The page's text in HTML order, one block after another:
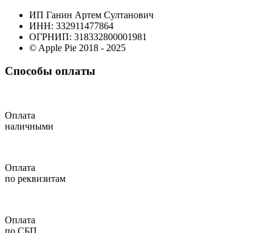
ИП Ганин Артем Султанович
ИНН: 332911477864
ОГРНИП: 318332800001981
© Apple Pie 2018 - 2025
Способы оплаты
Оплата
наличными
Оплата
по реквизитам
Оплата